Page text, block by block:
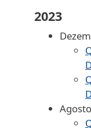
2023
Agosto